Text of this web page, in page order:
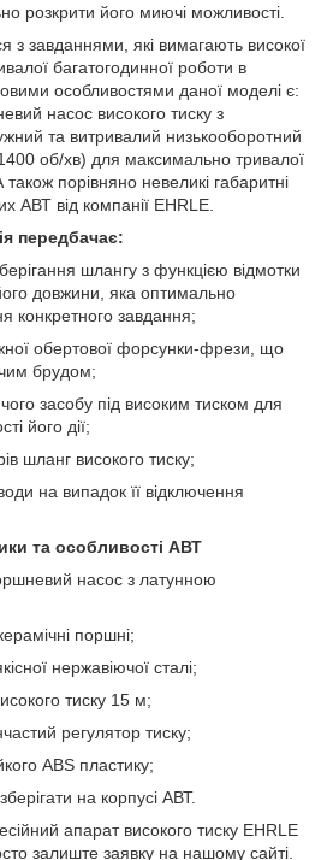
розкрити його миючі можливості.
з завданнями, які вимагають високої
багатогодинної роботи в
особливостями даної моделі є:
насос високого тиску з
та витривалий низькооборотний
об/хв) для максимально тривалої
порівняно невеликі габаритні
АВТ від компанії EHRLE.
передбачає:
шлангу з функцією відмотки
довжини, яка оптимально
конкретного завдання;
обертової форсунки-фрези, що
брудом;
засобу під високим тиском для
його дії;
шланг високого тиску;
на випадок її відключення
та особливості АВТ
насос з латунною
поршні;
нержавіючої сталі;
тиску 15 м;
регулятор тиску;
ABS пластику;
на корпусі АВТ.
апарат високого тиску EHRLE
залиште заявку на нашому сайті.